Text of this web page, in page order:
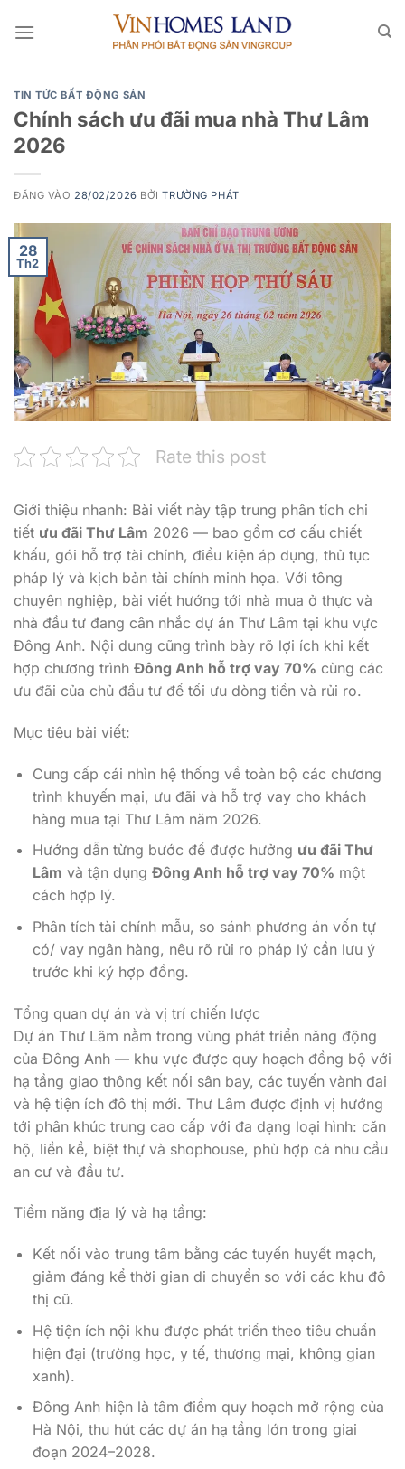
qua
TIN TỨC BẤT ĐỘNG SẢN
Chính sách ưu đãi mua nhà Thư Lâm
2026
ĐĂNG VÀO 28/02/2026 BỞITRƯỜNG PHÁT
28
Th2
Rate this post
Giới thiệu nhanh: Bài viết này tập trung phân tích chi
tiết ưu đãi Thư Lâm 2026 — bao gồm cơ cấu chiết
khấu, gói hỗ trợ tài chính, điều kiện áp dụng, thủ tục
pháp lý và kịch bản tài chính minh họa. Với tông
chuyên nghiệp, bài viết hướng tới nhà mua ở thực và
nhà đầu tư đang cân nhắc dự án Thư Lâm tại khu vực
Đông Anh. Nội dung cũng trình bày rõ lợi ích khi kết
hợp chương trình Đông Anh hỗ trợ vay 70% cùng các
ưu đãi của chủ đầu tư để tối ưu dòng tiền và rủi ro.
Mục tiêu bài viết:
Cung cấp cái nhìn hệ thống về toàn bộ các chương
trình khuyến mại, ưu đãi và hỗ trợ vay cho khách
hàng mua tại Thư Lâm năm 2026.
Hướng dẫn từng bước để được hưởng ưu đãi Thư
Lâm và tận dụng Đông Anh hỗ trợ vay 70% một
cách hợp lý.
Phân tích tài chính mẫu, so sánh phương án vốn tự
có/ vay ngân hàng, nêu rõ rủi ro pháp lý cần lưu ý
trước khi ký hợp đồng.
Tổng quan dự án và vị trí chiến lược
Dự án Thư Lâm nằm trong vùng phát triển năng động
của Đông Anh — khu vực được quy hoạch đồng bộ với
hạ tầng giao thông kết nối sân bay, các tuyến vành đai
và hệ tiện ích đô thị mới. Thư Lâm được định vị hướng
tới phân khúc trung cao cấp với đa dạng loại hình: căn
hộ, liền kề, biệt thự và shophouse, phù hợp cả nhu cầu
an cư và đầu tư.
Tiềm năng địa lý và hạ tầng:
Kết nối vào trung tâm bằng các tuyến huyết mạch,
giảm đáng kể thời gian di chuyển so với các khu đô
thị cũ.
Hệ tiện ích nội khu được phát triển theo tiêu chuẩn
hiện đại (trường học, y tế, thương mại, không gian
xanh).
Đông Anh hiện là tâm điểm quy hoạch mở rộng của
Hà Nội, thu hút các dự án hạ tầng lớn trong giai
đoạn 2024–2028.